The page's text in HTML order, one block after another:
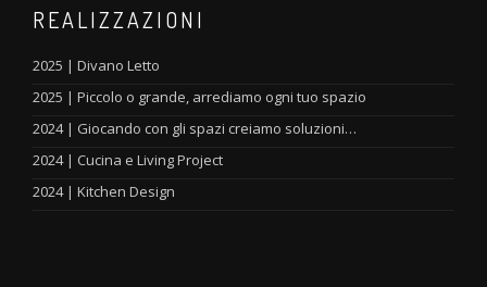
REALIZZAZIONI
2025 | Divano Letto
2025 | Piccolo o grande, arrediamo ogni tuo spazio
2024 | Giocando con gli spazi creiamo soluzioni…
2024 | Cucina e Living Project
2024 | Kitchen Design